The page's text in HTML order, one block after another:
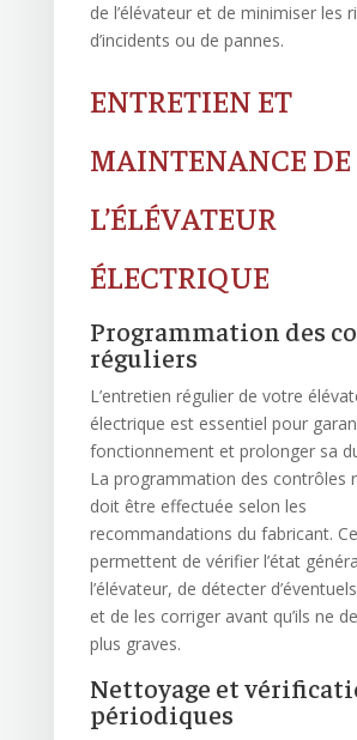
de l’élévateur et de minimiser les
d’incidents ou de pannes.
ENTRETIEN ET
MAINTENANCE DE
L’ÉLÉVATEUR
ÉLECTRIQUE
Programmation des
réguliers
L’entretien régulier de votre
électrique est essentiel pour
fonctionnement et prolonger sa
La programmation des contrôles
doit être effectuée selon les
recommandations du fabricant.
permettent de vérifier l’état
l’élévateur, de détecter
et de les corriger avant qu’ils ne
plus graves.
Nettoyage et
périodiques